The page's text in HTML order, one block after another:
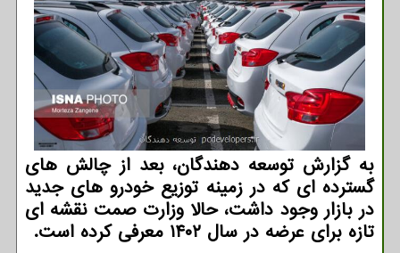
به گزارش توسعه دهندگان، بعد از چالش های
گسترده ای که در زمینه توزیع خودرو های جدید
در بازار وجود داشت، حالا وزارت صمت نقشه ای
تازه برای عرضه در سال ۱۴۰۲ معرفی کرده است.